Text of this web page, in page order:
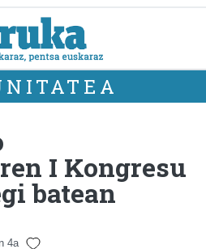
I Kongresu
batean
4a